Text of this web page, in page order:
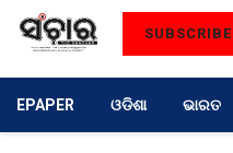
SUBSCRIBE
EPAPER ଓଡିଶା ଭାରତ